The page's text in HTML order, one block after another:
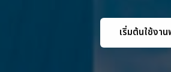
เริ่มต้นใช้งา